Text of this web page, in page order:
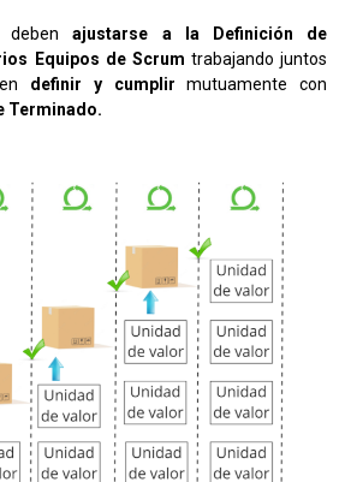
debenajustarse a la Definición de
Equipos de Scrum trabajando juntos
definir y cumplir mutuamente con
Terminado.